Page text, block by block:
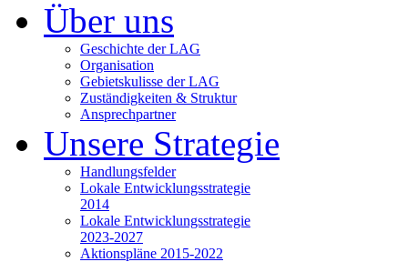
Über uns
Geschichte der LAG
Organisation
Gebietskulisse der LAG
Zuständigkeiten & Struktur
Ansprechpartner
Unsere Strategie
Handlungsfelder
Lokale Entwicklungsstrategie
2014
Lokale Entwicklungsstrategie
2023-2027
Aktionspläne 2015-2022